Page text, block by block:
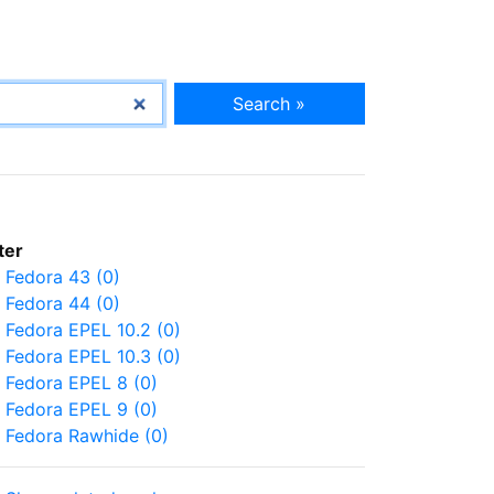
Search »
Fedora 43 (0)
Fedora 44 (0)
Fedora EPEL 10.2 (0)
Fedora EPEL 10.3 (0)
Fedora EPEL 8 (0)
Fedora EPEL 9 (0)
Fedora Rawhide (0)